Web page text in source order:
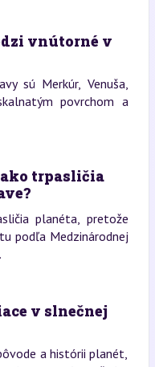
vnútorné v
sú Merkúr, Venuša,
povrchom a
ako trpasličia
planéta, pretože
podľa Medzinárodnej
v slnečnej
a histórii planét,